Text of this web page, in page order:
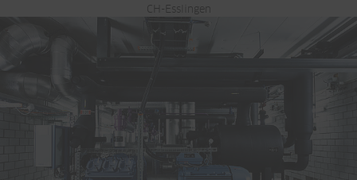
CH-Esslingen